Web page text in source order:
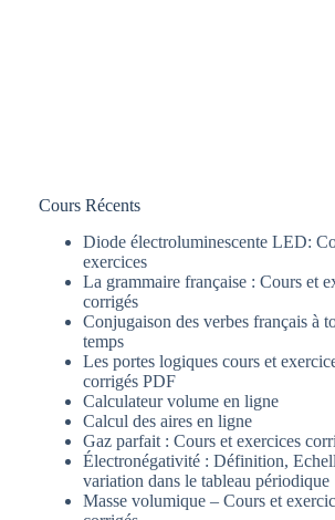
Cours Récents
Diode électroluminescente LED:
exercices
La grammaire française : Cours et
corrigés
Conjugaison des verbes français à
temps
Les portes logiques cours et
corrigés PDF
Calculateur volume en ligne
Calcul des aires en ligne
Gaz parfait : Cours et exercices
Électronégativité : Définition,
variation dans le tableau périodique
Masse volumique – Cours et